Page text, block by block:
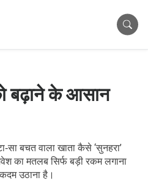
बढ़ाने के आसान
बचत वाला खाता कैसे ‘सुनहरा’
का मतलब सिर्फ बड़ी रकम लगाना
उठाना है।